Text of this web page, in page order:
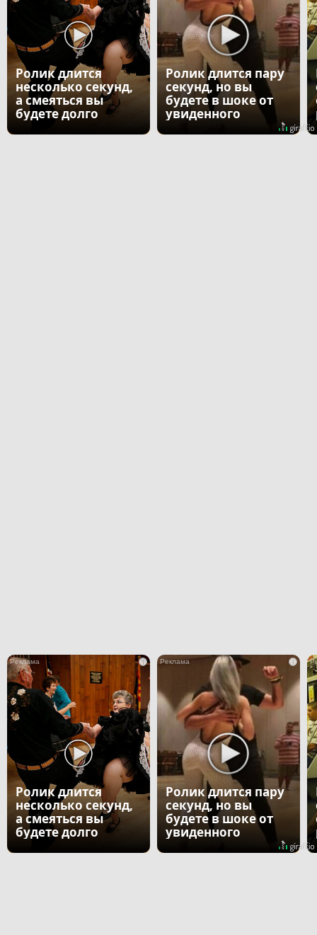
Ролик длится
несколько секунд,
а смеяться вы
будете долго
Ролик длится пару
секунд, но вы
будете в шоке от
увиденного
i
Ролик длится
несколько секунд,
а смеяться вы
будете долго
i
Ролик длится пару
секунд, но вы
будете в шоке от
увиденного